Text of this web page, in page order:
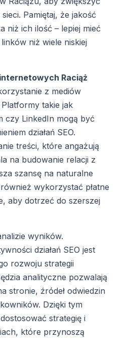
Pamiętaj, że jakość
niż ich ilość – lepiej mieć
niż wiele niskiej
Raciąż
z mediów
takie jak
czy LinkedIn mogą być
działań SEO.
treści, które angażują
na budowanie relacji z
szansę na naturalne
wykorzystać płatne
aby dotrzeć do szerszej
wyników.
działań SEO jest
rozwoju strategii
analityczne pozwalają
stronie, źródeł odwiedzin
Dzięki tym
strategię i
które przynoszą